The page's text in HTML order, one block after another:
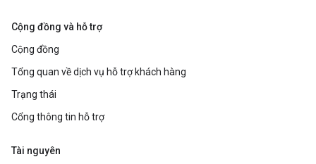
Cộng đồng và hỗ trợ
Cộng đồng
Tổng quan về dịch vụ hỗ trợ khách hàng
Trạng thái
Cổng thông tin hỗ trợ
Tài nguyên